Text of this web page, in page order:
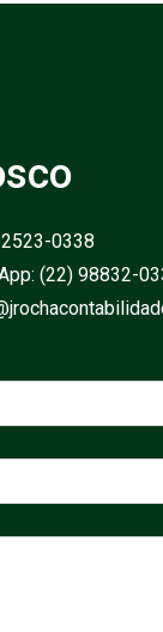
0338
(22) 98832-